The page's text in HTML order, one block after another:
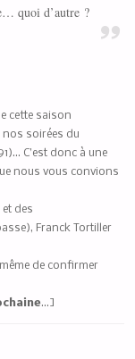
quoi d’autre ?
cette saison
nos soirées du
C’est donc à une
nous vous convions
des
Franck Tortiller
de confirmer
…]